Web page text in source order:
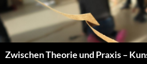
Zum
Inhalt
springen